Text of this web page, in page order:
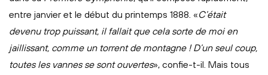
entre janvier et le début du printemps 1888. «C’était
devenu trop puissant, il fallait que cela sorte de moi en
jaillissant, comme un torrent de montagne ! D’un seul coup,
toutes les vannes se sont ouvertes», confie-t-il. Mais tous